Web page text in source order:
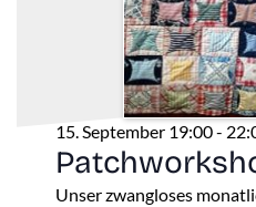
15. September 19:00-
Unser zwangloses